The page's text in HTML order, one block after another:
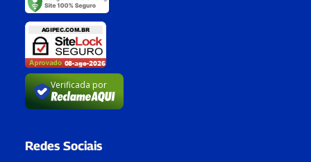
Verificada por
Redes Sociais